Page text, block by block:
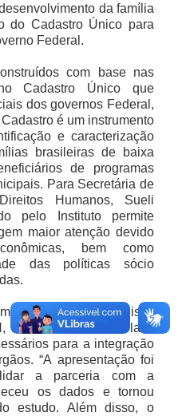
da família
do Cadastro Único para
Federal.
com base nas
Cadastro Único que
dos governos Federal,
é um instrumento
e caracterização
brasileiras de baixa
de programas
Para Secretária de
Humanos, Sueli
pelo Instituto permite
maior atenção devido
bem como
das políticas sócio
estudos e pesquisas
Marlon Neves Bertolani,
para a integração
“A apresentação foi
a parceria com a
os dados e tornou
estudo. Além disso, o